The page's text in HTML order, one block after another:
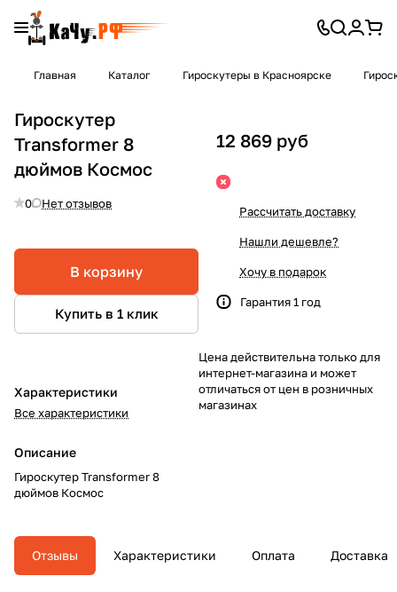
Главная Каталог Гироскутеры в Красноярске
Гироскутер
Transformer 8
дюймов Космос
0 Нет отзывов
В корзину
Купить в 1 клик
Характеристики
Все характеристики
Описание
Гироскутер Transformer 8
дюймов Космос
12 869 руб
Рассчитать доставку
Нашли дешевле?
Хочу в подарок
Гарантия 1 год
Цена действительна только для
интернет-магазина и может
отличаться от цен в розничных
магазинах
Отзывы Характеристики Оплата Доставка